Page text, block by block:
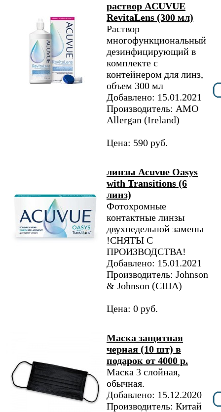
раствор ACUVUE
RevitaLens (300 мл)
Раствор
многофункциональный
дезинфицирующий в
комплекте с
контейнером для линз,
объем 300 мл
Добавлено: 15.01.2021
Производитель: AMO
Allergan (Ireland)
Цена: 590 руб.
линзы Acuvue Oasys
with Transitions (6
линз)
Фотохромные
контактные линзы
двухнедельной замены
!СНЯТЫ С
ПРОИЗВОДСТВА!
Добавлено: 15.01.2021
Производитель: Johnson
& Johnson (США)
Цена: 0 руб.
Маска защитная
черная (10 шт) в
подарок от 4000 р.
Маска 3 слойная,
обычная.
Добавлено: 15.12.2020
Производитель: Китай